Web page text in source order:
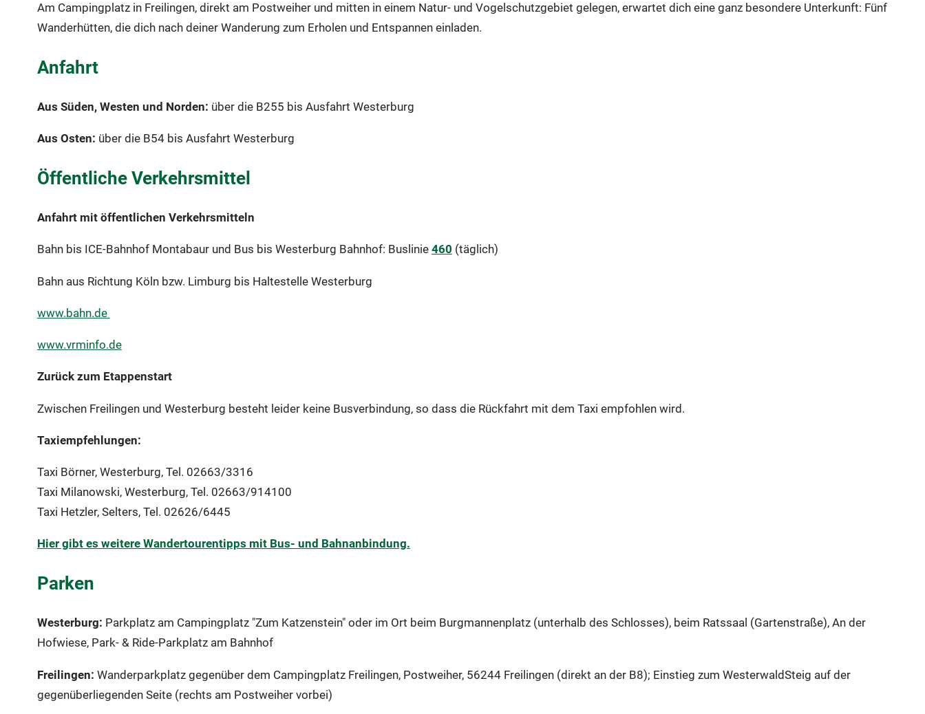
Am Campingplatz in Freilingen, direkt am Postweiher und mitten in einem Natur- und Vogelschutzgebiet gelegen, erwartet dich eine ganz besondere Unterkunft: Fünf
Wanderhütten, die dich nach deiner Wanderung zum Erholen und Entspannen einladen.
Anfahrt
Aus Süden, Westen und Norden: über die B255 bis Ausfahrt Westerburg
Aus Osten: über die B54 bis Ausfahrt Westerburg
Öffentliche Verkehrsmittel
Anfahrt mit öffentlichen Verkehrsmitteln
Bahn bis ICE-Bahnhof Montabaur und Bus bis Westerburg Bahnhof: Buslinie 460 (täglich)
Bahn aus Richtung Köln bzw. Limburg bis Haltestelle Westerburg
www.bahn.de
www.vrminfo.de
Zurück zum Etappenstart
Zwischen Freilingen und Westerburg besteht leider keine Busverbindung, so dass die Rückfahrt mit dem Taxi empfohlen wird.
Taxiempfehlungen:
Taxi Börner, Westerburg, Tel. 02663/3316
Taxi Milanowski, Westerburg, Tel. 02663/914100
Taxi Hetzler, Selters, Tel. 02626/6445
Hier gibt es weitere Wandertourentipps mit Bus- und Bahnanbindung.
Parken
Westerburg: Parkplatz am Campingplatz "Zum Katzenstein" oder im Ort beim Burgmannenplatz (unterhalb des Schlosses), beim Ratssaal (Gartenstraße), An der
Hofwiese, Park- & Ride-Parkplatz am Bahnhof
Freilingen: Wanderparkplatz gegenüber dem Campingplatz Freilingen, Postweiher, 56244 Freilingen (direkt an der B8); Einstieg zum WesterwaldSteig auf der
gegenüberliegenden Seite (rechts am Postweiher vorbei)